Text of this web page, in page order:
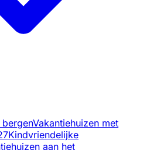
Vakantiehuizen met
Kindvriendelijke
aan het